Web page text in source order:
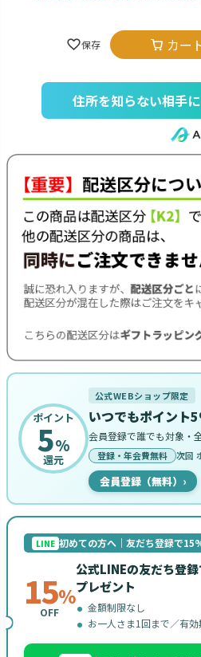
カー
住所を知らない相手
ポイント
5%
還元
公式WEBショップ限定
いつでもポイント
会員登録で誰でも対象・
登録・年会費無料 次回
会員登録（無料） ›
LINE 初めての方へ｜友だち登録で
15%
OFF
公式LINEの友だち登
プレゼント
金額制限なし
お一人さま1回まで／有